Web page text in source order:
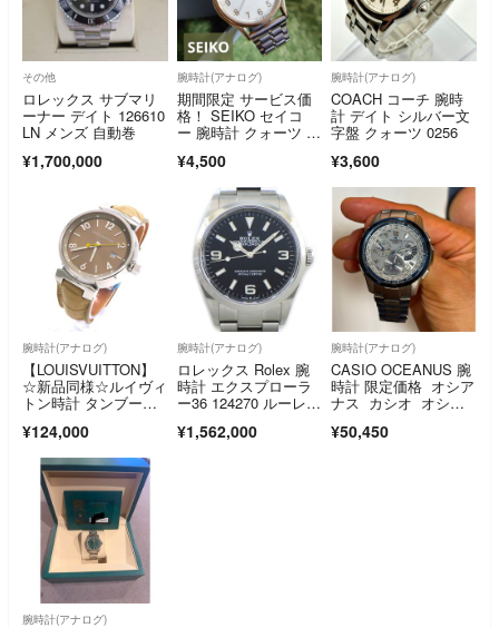
その他
ロレックス サブマリ
ーナー デイト 126610
LN メンズ 自動巻
¥1,700,000
腕時計(アナログ)
期間限定 サービス価
格！ SEIKO セイコ
ー 腕時計 クォーツ 5
¥4,500
腕時計(アナログ)
COACH コーチ 腕時
計 デイト シルバー文
字盤 クォーツ 0256
¥3,600
腕時計(アナログ)
【LOUISVUITTON】
☆新品同様☆ルイヴィ
トン時計 タンブー
¥124,000
腕時計(アナログ)
ロレックス Rolex 腕
時計 エクスプローラ
ー36 124270 ルーレッ
盤 夜光インデック
¥1,562,000
腕時計(アナログ)
CASIO OCEANUS 腕
時計 限定価格 オシア
ナス カシオ オシャ
少 腕時計 入手困
¥50,450
腕時計(アナログ)